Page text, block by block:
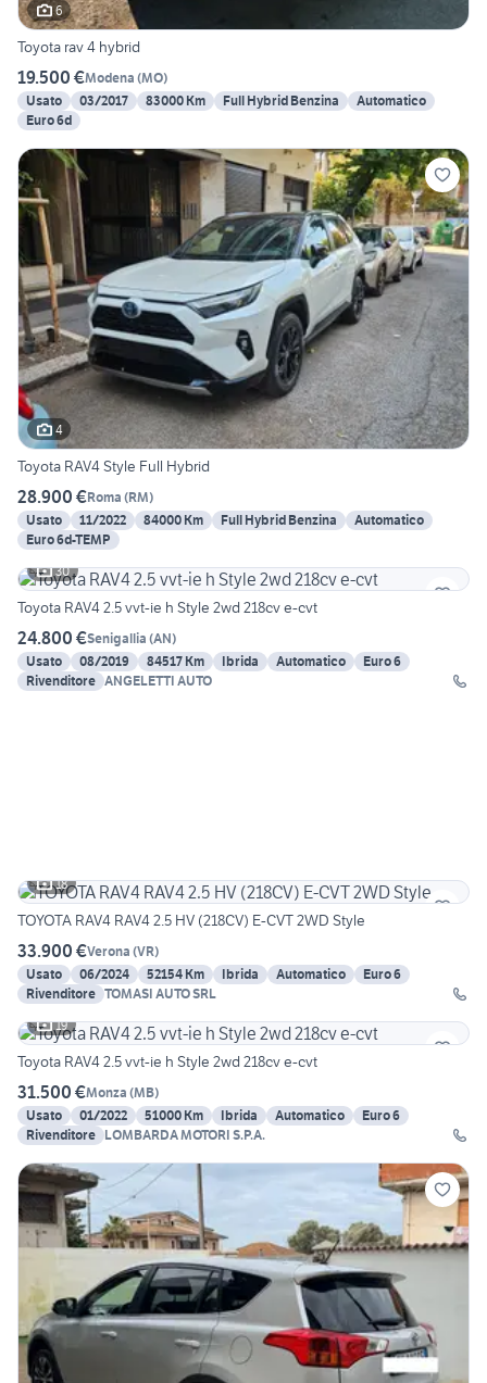
6
Toyota rav 4 hybrid
19.500 €Modena (MO)
Usato
03/2017 83000 Km Full Hybrid Benzina
Automatico
Euro 6d
4
Toyota RAV4 Style Full Hybrid
28.900 €Roma (RM)
Usato
11/2022 84000 Km Full Hybrid Benzina
Automatico
Euro 6d-TEMP
30
Toyota RAV4 2.5 vvt-ie h Style 2wd 218cv e-cvt
24.800 €Senigallia (AN)
Usato
08/2019 84517 Km Ibrida Automatico
Euro 6
Rivenditore ANGELETTI AUTO
18
TOYOTA RAV4 RAV4 2.5 HV (218CV) E-CVT 2WD Style
33.900 €Verona (VR)
Usato
06/2024 52154 Km Ibrida Automatico
Euro 6
Rivenditore TOMASI AUTO SRL
19
Toyota RAV4 2.5 vvt-ie h Style 2wd 218cv e-cvt
31.500 €Monza (MB)
Usato
01/2022 51000 Km Ibrida Automatico
Euro 6
Rivenditore LOMBARDA MOTORI S.P.A.